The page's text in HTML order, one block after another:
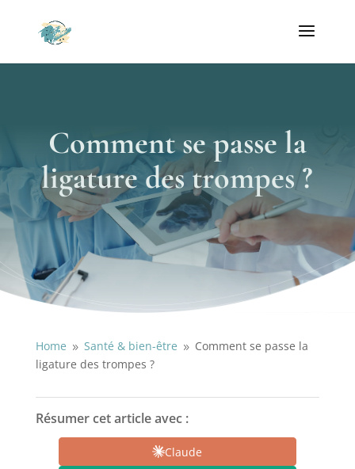
Comment se passe la
ligature des trompes ?
Home 9 Santé & bien-être 9 Comment se passe la
ligature des trompes ?
Résumer cet article avec :
Claude